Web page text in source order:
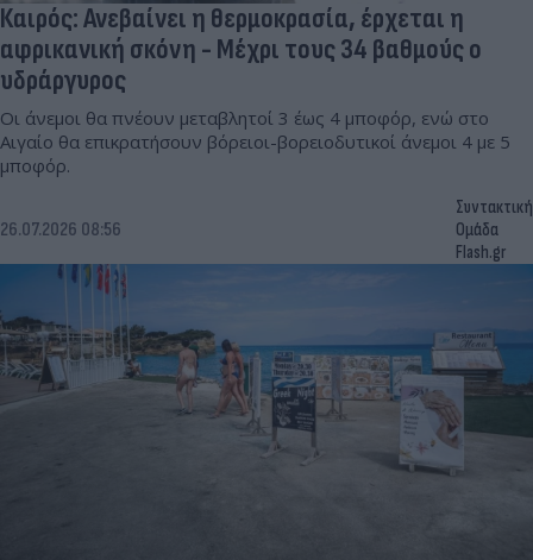
Καιρός: Ανεβαίνει η θερμοκρασία, έρχεται η
αφρικανική σκόνη - Μέχρι τους 34 βαθμούς ο
υδράργυρος
Οι άνεμοι θα πνέουν μεταβλητοί 3 έως 4 μποφόρ, ενώ στο
Αιγαίο θα επικρατήσουν βόρειοι-βορειοδυτικοί άνεμοι 4 με 5
μποφόρ.
26.07.2026 08:56
Συντακτική
Ομάδα
Flash.gr